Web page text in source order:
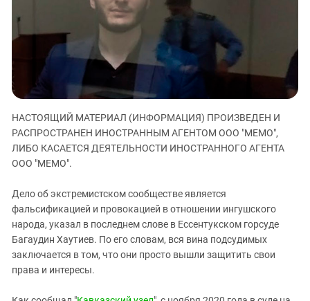
ЗАСТАВЛЯЕТ
КАВКАЗ ЗА ПАЛЕСТИНУ
ИНАКОМЫСЛИЕ В ЧЕЧНЕ
ПРЕСЛЕДОВАНИЕ АКТИВИСТОВ
МОБИЛИЗАЦИЯ И ПРОТЕСТЫ
Ингушетия
Кабардино-Балкария
Калмыкия
Карачаево-Черкесия
Краснодарский край
Российская Федерация
Северная Осетия - Алания
СКФО
Ставропольский край
Чечня
НАСТОЯЩИЙ МАТЕРИАЛ (ИНФОРМАЦИЯ) ПРОИЗВЕДЕН И
РАСПРОСТРАНЕН ИНОСТРАННЫМ АГЕНТОМ ООО "МЕМО",
ЛИБО КАСАЕТСЯ ДЕЯТЕЛЬНОСТИ ИНОСТРАННОГО АГЕНТА
ООО "МЕМО".
Дело об экстремистском сообществе является
фальсификацией и провокацией в отношении ингушского
народа, указал в последнем слове в Ессентукском горсуде
Багаудин Хаутиев. По его словам, вся вина подсудимых
заключается в том, что они просто вышли защитить свои
права и интересы.